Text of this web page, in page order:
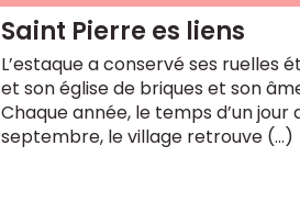
Saint Pierre es liens
L’estaque a conservé ses ruelles
et son église de briques et son
Chaque année, le temps d’un jour
septembre, le village retrouve (…)